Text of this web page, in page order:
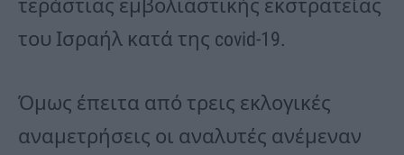
τεράστιας εμβολιαστικής εκστρατείας
του Ισραήλ κατά της covid-19.
Όμως έπειτα από τρεις εκλογικές
αναμετρήσεις οι αναλυτές ανέμεναν